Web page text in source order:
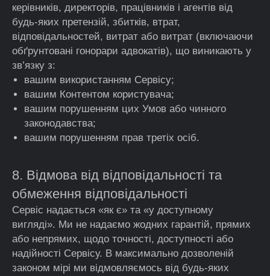
керівників, директорів, працівників і агентів від
будь-яких претензій, збитків, втрат,
відповідальностей, витрат або витрат (включаючи
обґрунтовані гонорари адвокатів), що виникають у
зв’язку з:
вашим використанням Сервісу;
вашим Контентом користувача;
вашим порушенням цих Умов або чинного
законодавства;
вашим порушенням прав третіх осіб.
8. Відмова від відповідальності та
обмеження відповідальності
Сервіс надається «як є» та «у доступному
вигляді». Ми не надаємо жодних гарантій, прямих
або непрямих, щодо точності, доступності або
надійності Сервісу. В максимально дозволеній
законом мірі ми відмовляємось від будь-яких